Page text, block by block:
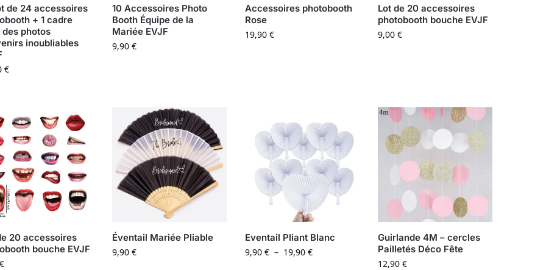
de 24 accessoires
+ 1 cadre
des photos
inoubliables
€
10 Accessoires Photo
Booth Équipe de la
Mariée EVJF
9,90€
Accessoires photobooth
Rose
19,90€
Lot de 20 accessoires
photobooth bouche EVJF
9,00€
20 accessoires
bouche EVJF
€
Éventail Mariée Pliable
9,90€
Eventail Pliant Blanc
9,90€ – 19,90€
Guirlande 4M – cercles
Pailletés Déco Fête
12,90€